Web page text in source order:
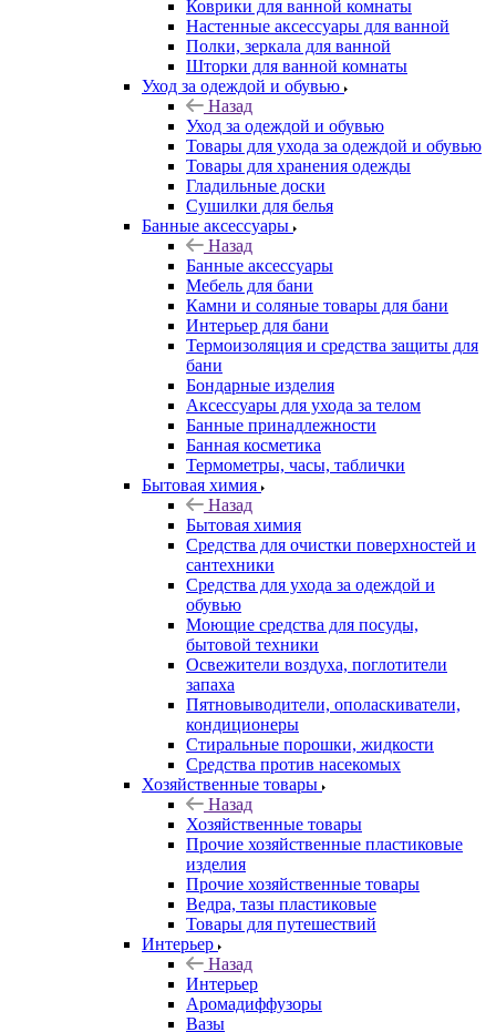
Коврики для ванной комнаты
Настенные аксессуары для ванной
Полки, зеркала для ванной
Шторки для ванной комнаты
Уход за одеждой и обувью
Назад
Уход за одеждой и обувью
Товары для ухода за одеждой и обувью
Товары для хранения одежды
Гладильные доски
Сушилки для белья
Банные аксессуары
Назад
Банные аксессуары
Мебель для бани
Камни и соляные товары для бани
Интерьер для бани
Термоизоляция и средства защиты для
бани
Бондарные изделия
Аксеcсуары для ухода за телом
Банные принадлежности
Банная косметика
Термометры, часы, таблички
Бытовая химия
Назад
Бытовая химия
Средства для очистки поверхностей и
сантехники
Средства для ухода за одеждой и
обувью
Моющие средства для посуды,
бытовой техники
Освежители воздуха, поглотители
запаха
Пятновыводители, ополаскиватели,
кондиционеры
Стиральные порошки, жидкости
Средства против насекомых
Хозяйственные товары
Назад
Хозяйственные товары
Прочие хозяйственные пластиковые
изделия
Прочие хозяйственные товары
Ведра, тазы пластиковые
Товары для путешествий
Интерьер
Назад
Интерьер
Аромадиффузоры
Вазы